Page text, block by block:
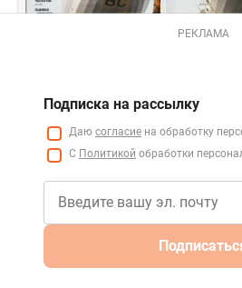
РЕКЛАМА
Подписка на рассылку
Даю согласие на обработку
С Политикой обработки